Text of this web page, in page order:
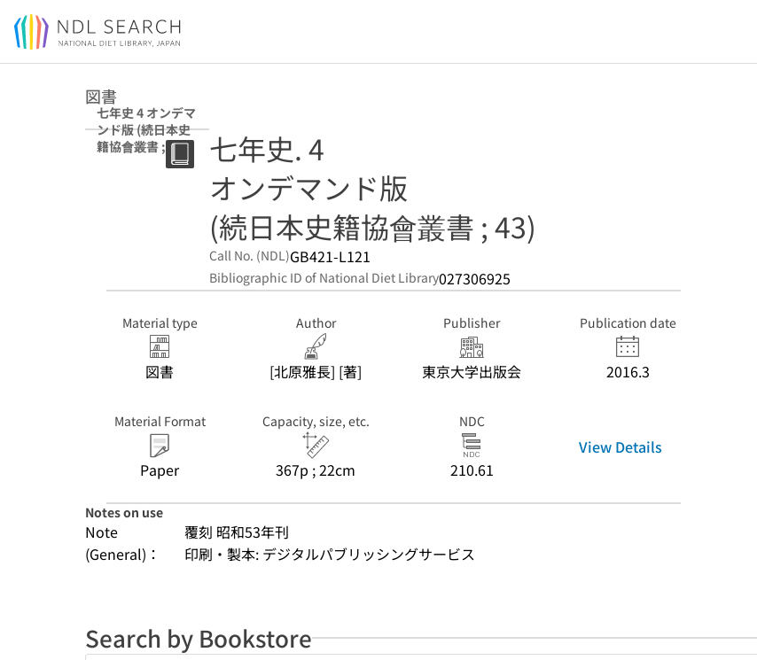
Jump to main content
図書
七年史 4 オンデマ
ンド版 (続日本史
籍協會叢書 ; 43)
七年史. 4
オンデマンド版
(続日本史籍協會叢書 ; 43)
Call No. (NDL)GB421-L121
Bibliographic ID of National Diet Library027306925
Material type
図書
Author
[北原雅長] [著]
Publisher
東京大学出版会
Publication date
2016.3
Material Format
Paper
Capacity, size, etc.
367p ; 22cm
NDC
210.61
View Details
Notes on use
Note
(General)：
覆刻 昭和53年刊
印刷・製本: デジタルパブリッシングサービス
Search by Bookstore